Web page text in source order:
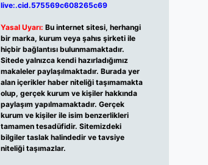
live:.cid.575569c608265c69
Yasal Uyarı: Bu internet sitesi, herhangi
bir marka, kurum veya şahıs şirketi ile
hiçbir bağlantısı bulunmamaktadır.
Sitede yalnızca kendi hazırladığımız
makaleler paylaşılmaktadır. Burada yer
alan içerikler haber niteliği taşımamakta
olup, gerçek kurum ve kişiler hakkında
paylaşım yapılmamaktadır. Gerçek
kurum ve kişiler ile isim benzerlikleri
tamamen tesadüfidir. Sitemizdeki
bilgiler taslak halindedir ve tavsiye
niteliği taşımazlar.